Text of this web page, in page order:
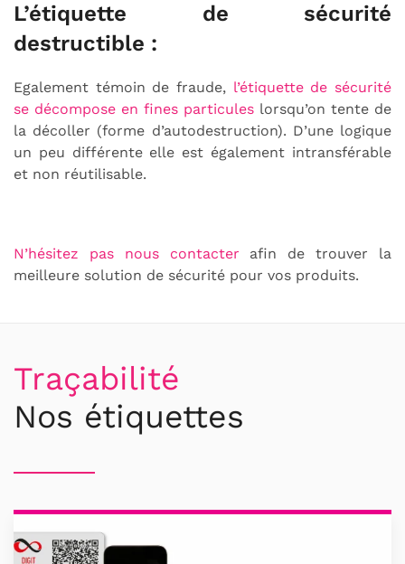
L’étiquette de sécurité
destructible :
Egalement témoin de fraude, l’étiquette de sécurité
se décompose en fines particules lorsqu’on tente de
la décoller (forme d’autodestruction). D’une logique
un peu différente elle est également intransférable
et non réutilisable.
N’hésitez pas nous contacter afin de trouver la
meilleure solution de sécurité pour vos produits.
Traçabilité
Nos étiquettes